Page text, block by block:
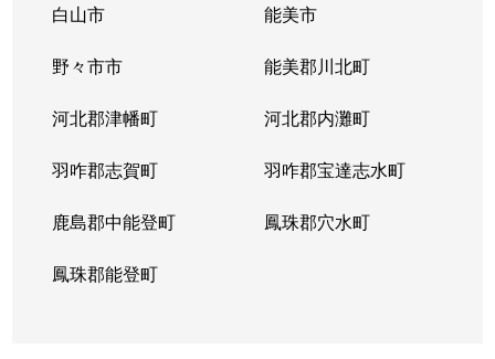
白山市 能美市
野々市市 能美郡川北町
河北郡津幡町 河北郡内灘町
羽咋郡志賀町 羽咋郡宝達志水町
鹿島郡中能登町 鳳珠郡穴水町
鳳珠郡能登町